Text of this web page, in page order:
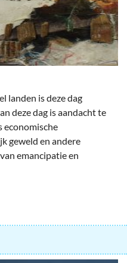
landen is deze dag
deze dag is aandacht te
economische
geweld en andere
emancipatie en